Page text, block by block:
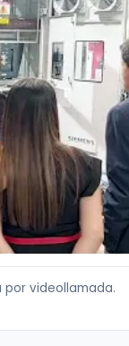
por videollamada.